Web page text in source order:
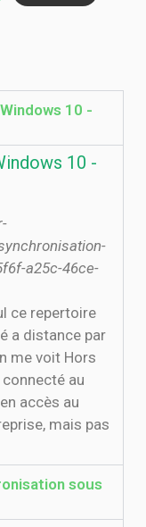
10 -
10 -
a25c-46ce-
a distance par
me voit Hors
au
accès au
mais pas
sous